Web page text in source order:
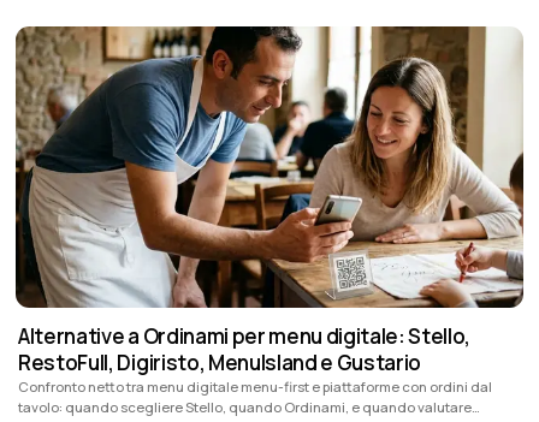
Alternative a Ordinami per menu digitale: Stello,
RestoFull, Digiristo, MenuIsland e Gustario
Confronto netto tra menu digitale menu-first e piattaforme con ordini dal
tavolo: quando scegliere Stello, quando Ordinami, e quando valutare